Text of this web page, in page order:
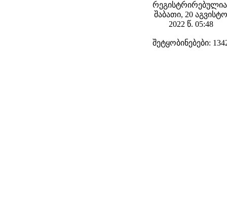
შაბათი, 20 აგვისტო
2022 წ. 05:48
შეტყობინებები: